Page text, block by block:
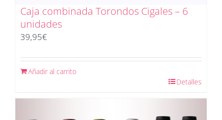
Caja combinada Torondos Cigales – 6
unidades
39,95€
Añadir al carrito
Detalles